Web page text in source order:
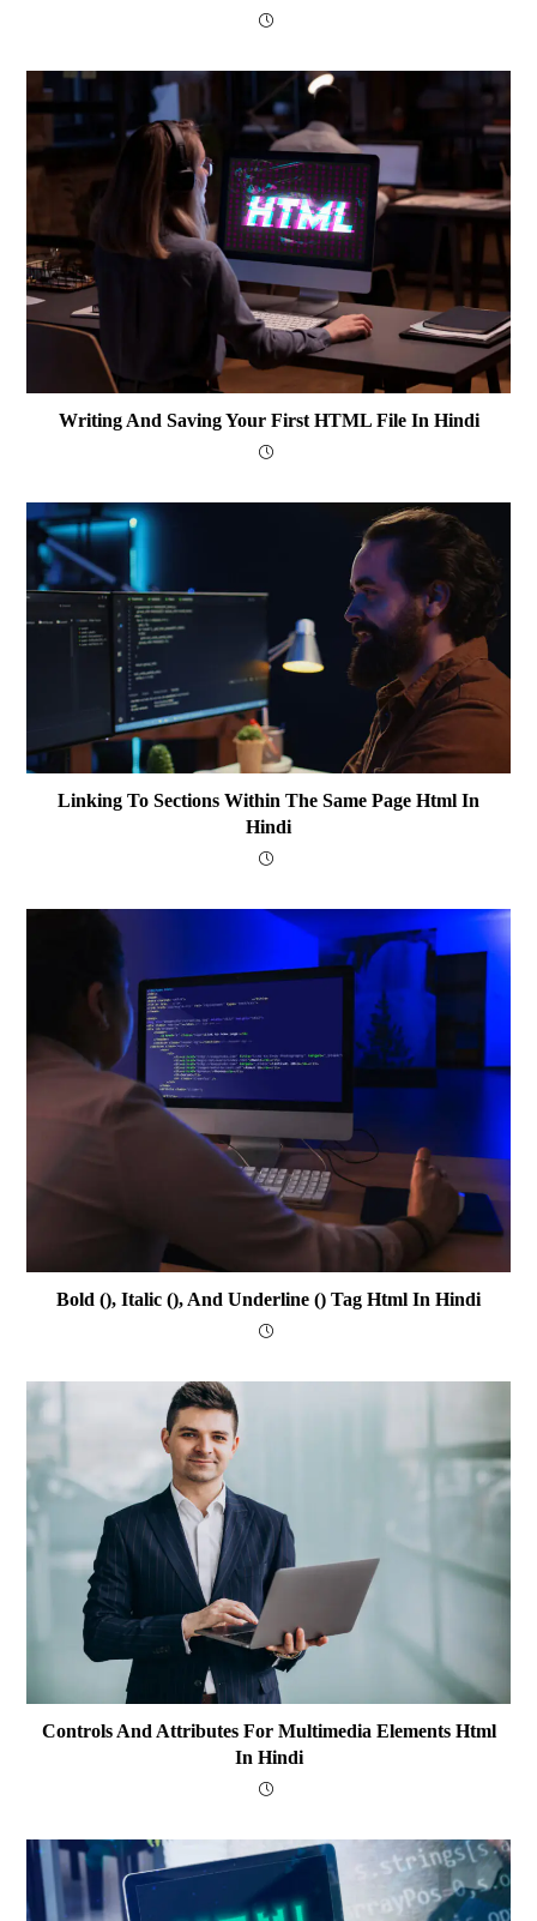
Writing And Saving Your First HTML File In Hindi
Linking To Sections Within The Same Page Html In
Hindi
Bold (), Italic (), And Underline () Tag Html In Hindi
Controls And Attributes For Multimedia Elements Html
In Hindi